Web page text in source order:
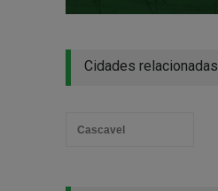
Cidades relacionadas
Cascavel